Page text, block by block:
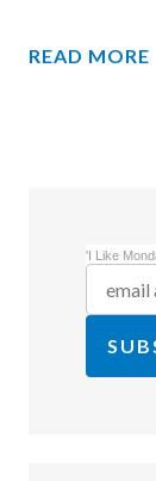
READ MORE
'I Like